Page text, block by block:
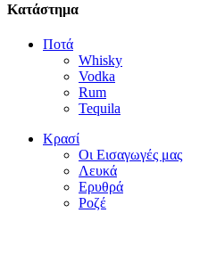
Κατάστημα
Ποτά
Whisky
Vodka
Rum
Tequila
Κρασί
Οι Εισαγωγές μας
Λευκά
Ερυθρά
Ροζέ